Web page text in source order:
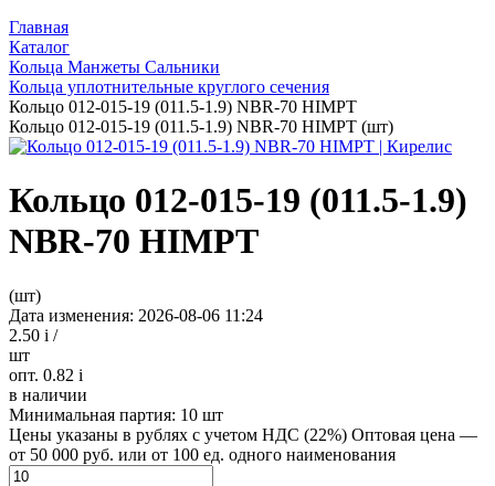
Главная
Каталог
Кольца Манжеты Сальники
Кольца уплотнительные круглого сечения
Кольцо 012-015-19 (011.5-1.9) NBR-70 HIMPT
Кольцо 012-015-19 (011.5-1.9) NBR-70 HIMPT (шт)
Кольцо 012-015-19 (011.5-1.9)
NBR-70 HIMPT
(шт)
Дата изменения: 2026-08-06 11:24
2.50 i /
шт
опт. 0.82 i
в наличии
Минимальная партия: 10 шт
Цены указаны в рублях с учетом НДС (22%) Оптовая цена —
от 50 000 руб. или от 100 ед. одного наименования